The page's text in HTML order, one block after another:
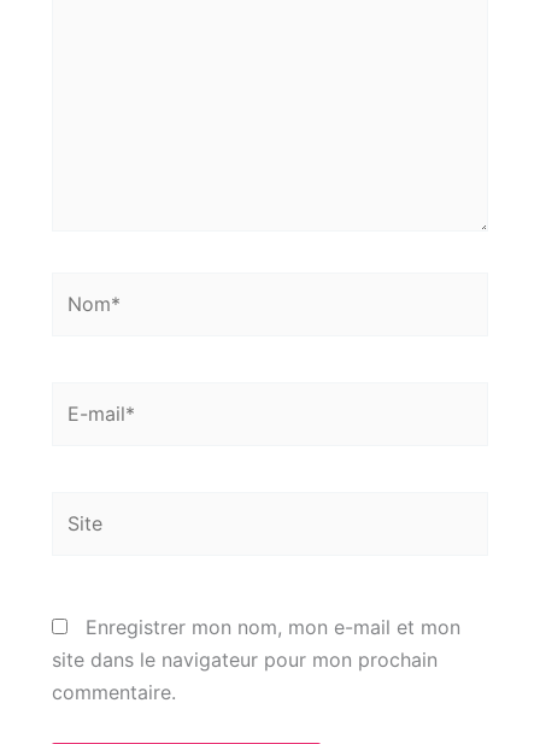
mail*
Enregistrer mon nom, mon e-mail et mon
site dans le navigateur pour mon prochain
commentaire.